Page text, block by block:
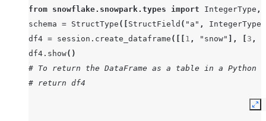
from snowflake.snowpark.types import IntegerType ,
schema = StructType ([ StructField ( "a" , IntegerType
df4 = session . create_dataframe ([[ 1 , "snow" ], 3 ,
df4 . show()
# To return the DataFrame as a table in a Python
# return df4